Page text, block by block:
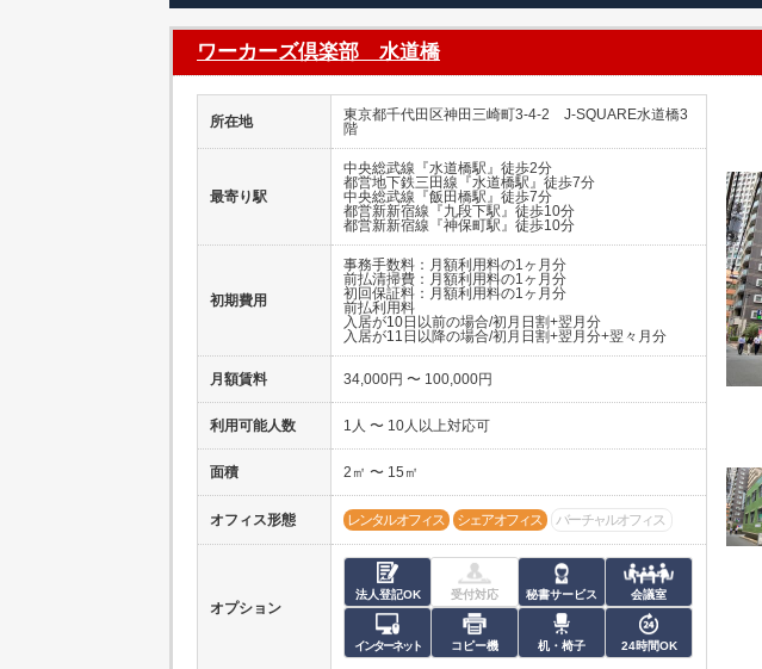
ワーカーズ倶楽部 水道橋
所在地
東京都千代田区神田三崎町3-4-2 J-SQUARE水道橋3
階
最寄り駅
中央総武線『水道橋駅』徒歩2分
都営地下鉄三田線『水道橋駅』徒歩7分
中央総武線『飯田橋駅』徒歩7分
都営新新宿線『九段下駅』徒歩10分
都営新新宿線『神保町駅』徒歩10分
初期費用
事務手数料：月額利用料の1ヶ月分
前払清掃費：月額利用料の1ヶ月分
初回保証料：月額利用料の1ヶ月分
前払利用料
入居が10日以前の場合/初月日割+翌月分
入居が11日以降の場合/初月日割+翌月分+翌々月分
月額賃料 34,000円 〜 100,000円
利用可能人数 1人 〜 10人以上対応可
面積 2㎡ 〜 15㎡
オフィス形態 レンタルオフィス シェアオフィス バーチャルオフィス
オプション
法人登記OK 受付対応 秘書サービス 会議室
インターネット コピー機 机・椅子 24時間OK